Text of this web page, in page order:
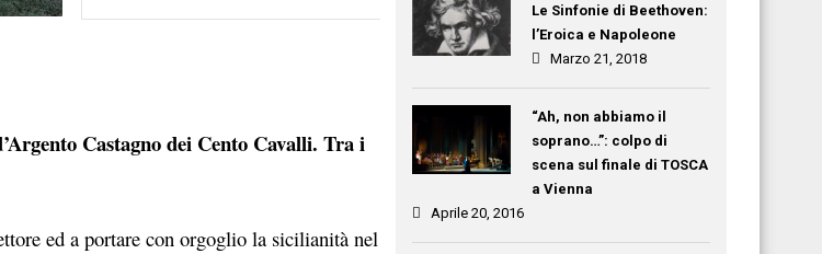
Castagno dei Cento Cavalli. Tra i
ed a portare con orgoglio la sicilianità nel
Le Sinfonie di Beethoven:
l’Eroica e Napoleone
Marzo 21, 2018
“Ah, non abbiamo il
soprano…”: colpo di
scena sul finale di TOSCA
a Vienna
Aprile 20, 2016